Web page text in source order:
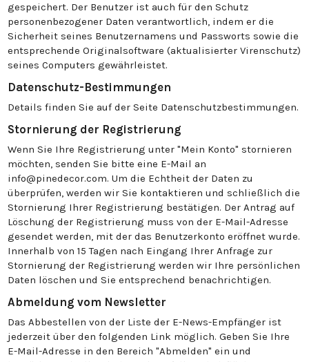
gespeichert. Der Benutzer ist auch für den Schutz
personenbezogener Daten verantwortlich, indem er die
Sicherheit seines Benutzernamens und Passworts sowie die
entsprechende Originalsoftware (aktualisierter Virenschutz)
seines Computers gewährleistet.
Datenschutz-Bestimmungen
Details finden Sie auf der Seite Datenschutzbestimmungen.
Stornierung der Registrierung
Wenn Sie Ihre Registrierung unter "Mein Konto" stornieren
möchten, senden Sie bitte eine E-Mail an
info@pinedecor.com. Um die Echtheit der Daten zu
überprüfen, werden wir Sie kontaktieren und schließlich die
Stornierung Ihrer Registrierung bestätigen. Der Antrag auf
Löschung der Registrierung muss von der E-Mail-Adresse
gesendet werden, mit der das Benutzerkonto eröffnet wurde.
Innerhalb von 15 Tagen nach Eingang Ihrer Anfrage zur
Stornierung der Registrierung werden wir Ihre persönlichen
Daten löschen und Sie entsprechend benachrichtigen.
Abmeldung vom Newsletter
Das Abbestellen von der Liste der E-News-Empfänger ist
jederzeit über den folgenden Link möglich. Geben Sie Ihre
E-Mail-Adresse in den Bereich "Abmelden" ein und